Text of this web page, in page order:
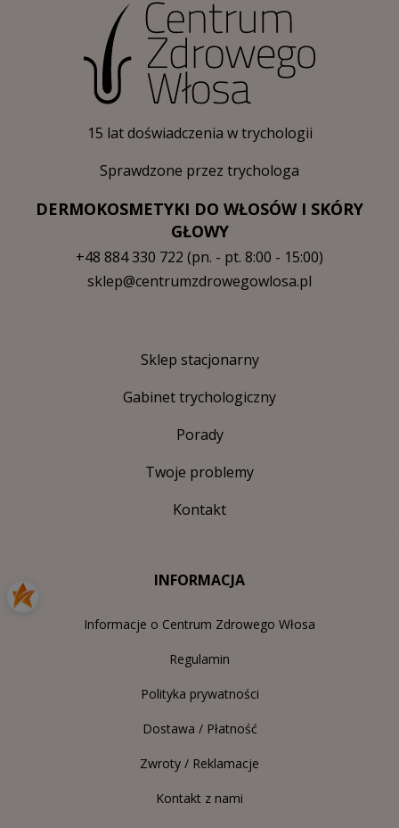
15 lat doświadczenia w trychologii
Sprawdzone przez trychologa
DERMOKOSMETYKI DO WŁOSÓW I SKÓRY
GŁOWY
+48 884 330 722 (pn. - pt. 8:00 - 15:00)
sklep@centrumzdrowegowlosa.pl
Sklep stacjonarny
Gabinet trychologiczny
Porady
Twoje problemy
Kontakt
INFORMACJA
Informacje o Centrum Zdrowego Włosa
Regulamin
Polityka prywatności
Dostawa / Płatność
Zwroty / Reklamacje
Kontakt z nami